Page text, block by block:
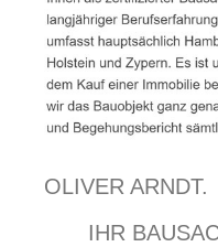
OLIVER ARNDT.
IHR